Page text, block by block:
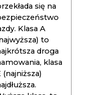
się na
Klasa A
to
droga
klasa
(najniższa)